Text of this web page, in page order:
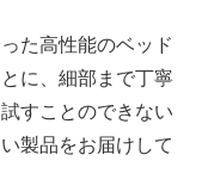
た高性能のベッド
に、細部まで丁寧
すことのできない
製品をお届けして